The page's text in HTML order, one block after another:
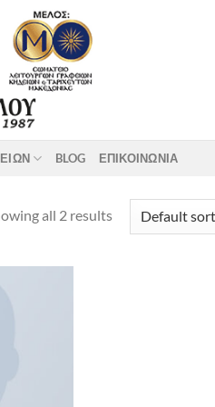
BLOG ΕΠΙΚΟΙΝΩΝΙΑ
all 2 results